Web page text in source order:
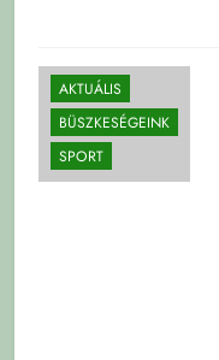
AKTUÁLIS
BÜSZKESÉGEINK
SPORT